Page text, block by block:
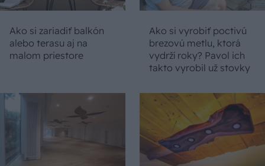
Ako si zariadiť balkón
alebo terasu aj na
malom priestore
Ako si vyrobiť poctivú
brezovú metlu, ktorá
vydrží roky? Pavol ich
takto vyrobil už stovky